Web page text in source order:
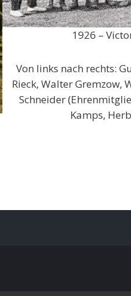
1926 –
Von links nach rechts:
Rieck, Walter Gremzow,
Schneider
Kamps,